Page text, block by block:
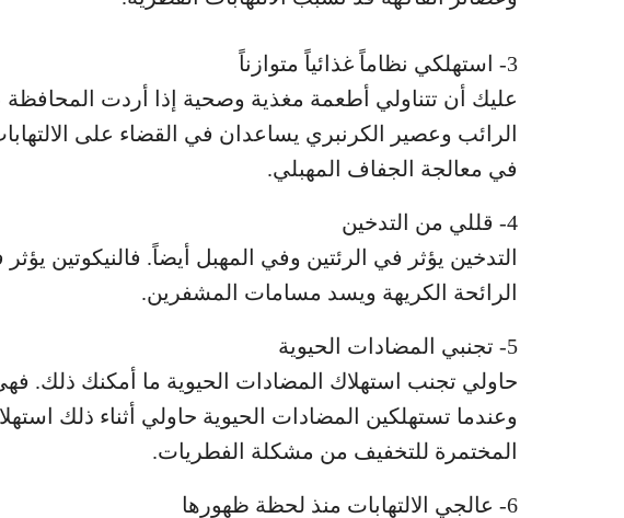
3- استهلكي نظاماً غذائياً متوازناً
عليك أن تتناولي أطعمة مغذية وصحية إذا أردت
الرائب وعصير الكرنبري يساعدان في القضاء على
في معالجة الجفاف المهبلي.
4- قللي من التدخين
التدخين يؤثر في الرئتين وفي المهبل أيضاً. فالنيكوتين
الرائحة الكريهة ويسد مسامات المشفرين.
5- تجنبي المضادات الحيوية
حاولي تجنب استهلاك المضادات الحيوية ما أمكنك ذلك.
وعندما تستهلكين المضادات الحيوية حاولي أثناء ذلك
المختمرة للتخفيف من مشكلة الفطريات.
6- عالجي الالتهابات منذ لحظة ظهورها